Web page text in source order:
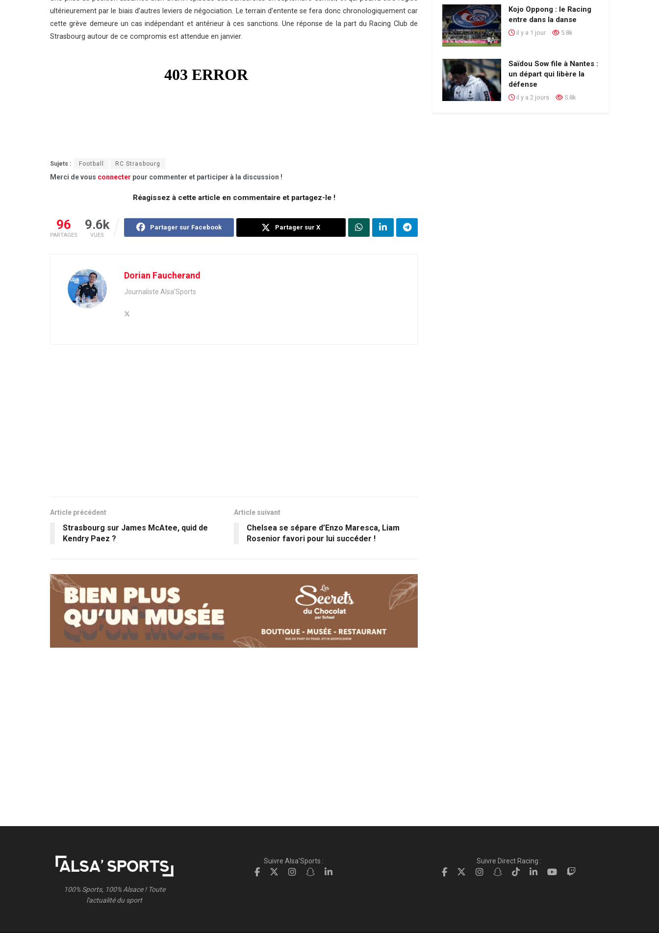
ultérieurement par le biais d’autres leviers de négociation. Le terrain d’entente se fera donc chronologiquement car
cette grève demeure un cas indépendant et antérieur à ces sanctions. Une réponse de la part du Racing Club de
Strasbourg autour de ce compromis est attendue en janvier.
Sujets : Football RC Strasbourg
Merci de vous connecter pour commenter et participer à la discussion !
Réagissez à cette article en commentaire et partagez-le !
96
PARTAGES
9.6k
VUES
Partager sur Facebook Partager sur X
Dorian Faucherand
Journaliste Alsa'Sports
Article précédent
Strasbourg sur James McAtee, quid de
Kendry Paez ?
Article suivant
Chelsea se sépare d’Enzo Maresca, Liam
Rosenior favori pour lui succéder !
Kojo Oppong : le Racing
entre dans la danse
il y a 1 jour 5.8k
Saïdou Sow file à Nantes :
un départ qui libère la
défense
il y a 2 jours 5.8k
100% Sports, 100% Alsace ! Toute
l'actualité du sport
Suivre Alsa'Sports : Suivre Direct Racing :